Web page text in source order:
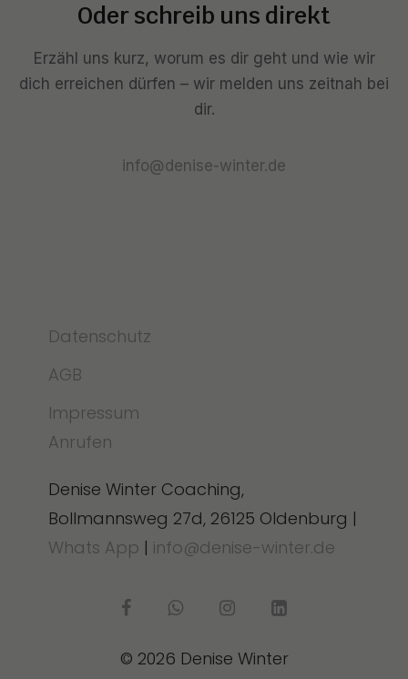
Oder schreib uns direkt
Erzähl uns kurz, worum es dir geht und wie wir
dich erreichen dürfen – wir melden uns zeitnah bei
dir.
info@denise-winter.de
Datenschutz
AGB
Impressum
Anrufen
Denise Winter Coaching,
Bollmannsweg 27d, 26125 Oldenburg |
Whats App | info@denise-winter.de
© 2026 Denise Winter